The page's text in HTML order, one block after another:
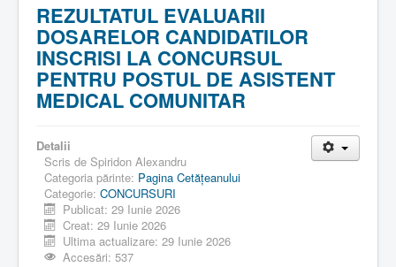
REZULTATUL EVALUARII
DOSARELOR CANDIDATILOR
INSCRISI LA CONCURSUL
PENTRU POSTUL DE ASISTENT
MEDICAL COMUNITAR
Detalii
Scris de Spiridon Alexandru
Categoria părinte: Pagina Cetăţeanului
Categorie: CONCURSURI
Publicat: 29 Iunie 2026
Creat: 29 Iunie 2026
Ultima actualizare: 29 Iunie 2026
Accesări: 537